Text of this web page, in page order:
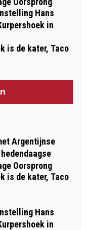
Hans
in
is de kater, Taco
Argentijnse
Oorsprong
is de kater, Taco
Hans
in